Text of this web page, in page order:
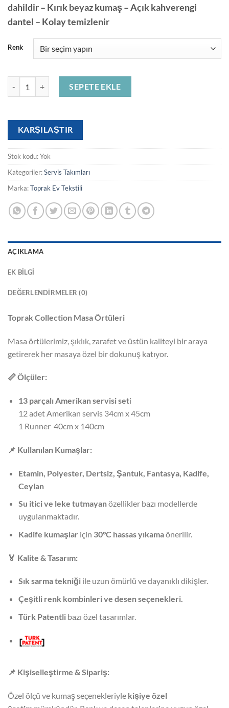
dahildir – Kırık beyaz kumaş – Açık kahverengi
dantel – Kolay temizlenir
Renk
SEPETE EKLE
KARŞILAŞTIR
Stok kodu:Yok
Kategoriler:Servis Takımları
Marka:Toprak Ev Tekstili
AÇIKLAMA
EK BILGI
DEĞERLENDIRMELER (0)
Toprak Collection Masa Örtüleri
Masa örtülerimiz, şıklık, zarafet ve üstün kaliteyi bir araya
getirerek her masaya özel bir dokunuş katıyor.
📏Ölçüler:
13 parçalı Amerikan servisi seti
12 adet Amerikan servis 34cm x 45cm
1 Runner 40cm x 140cm
📌 Kullanılan Kumaşlar:
Etamin, Polyester, Dertsiz, Şantuk, Fantasya, Kadife,
Ceylan
Su itici ve leke tutmayanözellikler bazı modellerde
uygulanmaktadır.
Kadife kumaşlar için 30°C hassas yıkamaönerilir.
🏅 Kalite & Tasarım:
Sık sarma tekniğiile uzun ömürlü ve dayanıklı dikişler.
Çeşitli renk kombinleri ve desen seçenekleri.
Türk Patentlibazı özel tasarımlar.
📌 Kişiselleştirme & Sipariş:
Özel ölçü ve kumaş seçenekleriyle kişiye özel